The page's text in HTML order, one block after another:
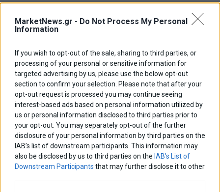
MarketNews.gr - Do Not Process My Personal
Information
If you wish to opt-out of the sale, sharing to third parties, or
processing of your personal or sensitive information for
targeted advertising by us, please use the below opt-out
section to confirm your selection. Please note that after your
opt-out request is processed you may continue seeing
interest-based ads based on personal information utilized by
us or personal information disclosed to third parties prior to
your opt-out. You may separately opt-out of the further
disclosure of your personal information by third parties on the
IAB’s list of downstream participants. This information may
also be disclosed by us to third parties on the IAB’s List of
Downstream Participants that may further disclose it to other
μητσοτακηςνδ
οικονομιαομολογα πετρελαιο πληθωρισμος ρωσια
LATEST FROM BLOG